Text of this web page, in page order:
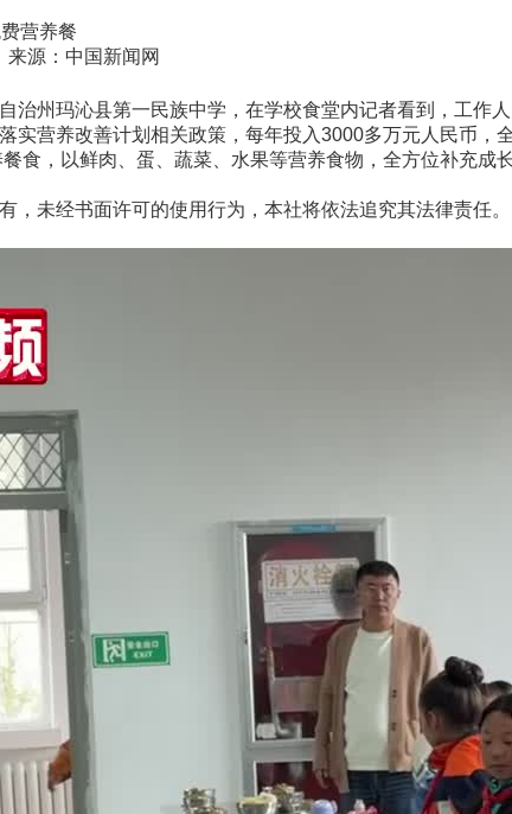
营养餐
源：中国新闻网
州玛沁县第一民族中学，在学校食堂内记者看到，工作人
营养改善计划相关政策，每年投入3000多万元人民币，
食，以鲜肉、蛋、蔬菜、水果等营养食物，全方位补充成
，未经书面许可的使用行为，本社将依法追究其法律责任。